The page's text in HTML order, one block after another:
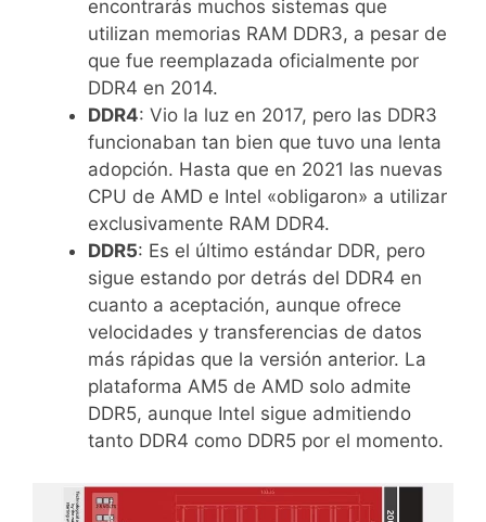
encontrarás muchos sistemas que
utilizan memorias RAM DDR3, a pesar de
que fue reemplazada oficialmente por
DDR4 en 2014.
DDR4: Vio la luz en 2017, pero las DDR3
funcionaban tan bien que tuvo una lenta
adopción. Hasta que en 2021 las nuevas
CPU de AMD e Intel «obligaron» a utilizar
exclusivamente RAM DDR4.
DDR5: Es el último estándar DDR, pero
sigue estando por detrás del DDR4 en
cuanto a aceptación, aunque ofrece
velocidades y transferencias de datos
más rápidas que la versión anterior. La
plataforma AM5 de AMD solo admite
DDR5, aunque Intel sigue admitiendo
tanto DDR4 como DDR5 por el momento.